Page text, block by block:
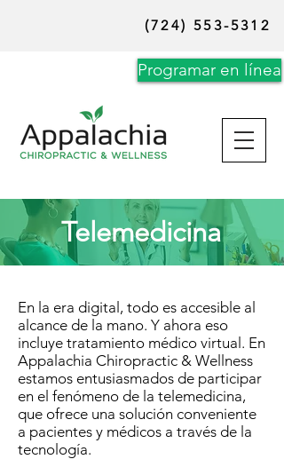
(724) 553-5312
Programar en línea
Telemedicina
En la era digital, todo es accesible al
alcance de la mano. Y ahora eso
incluye tratamiento médico virtual. En
Appalachia Chiropractic & Wellness
estamos entusiasmados de participar
en el fenómeno de la telemedicina,
que ofrece una solución conveniente
a pacientes y médicos a través de la
tecnología.